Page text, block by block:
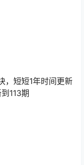
，短短1年时间更新
113期